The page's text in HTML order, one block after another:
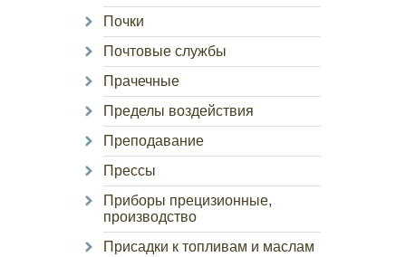
Почки
Почтовые службы
Прачечные
Пределы воздействия
Преподавание
Прессы
Приборы прецизионные,
производство
Присадки к топливам и маслам